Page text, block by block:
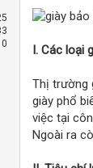
0 I. Các loại
Thị trường
giày phổ
việc tại
Ngoài ra